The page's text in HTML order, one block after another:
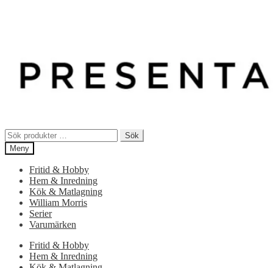
Sök
efter:
Sök
Meny
Fritid & Hobby
Hem & Inredning
Kök & Matlagning
William Morris
Serier
Varumärken
Fritid & Hobby
Hem & Inredning